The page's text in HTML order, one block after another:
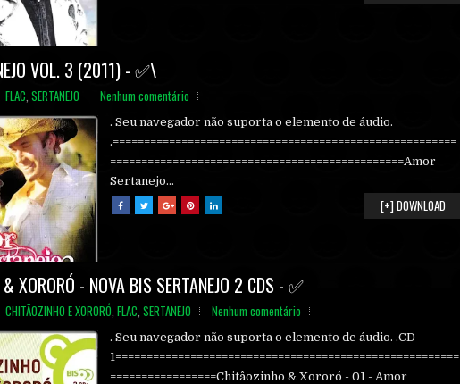
VOL. 3 (2011) - ✅\
FLAC SERTANEJO Nenhum comentário
. Seu navegador não suporta o elemento de áudio.
.=======================================================
===============================================Amor
Sertanejo...
[+] DOWNLOAD
XORORÓ - NOVA BIS SERTANEJO 2 CDS - ✅
CHITÃOZINHO E XORORÓ FLAC SERTANEJO Nenhum comentário
. Seu navegador não suporta o elemento de áudio. .CD
1=======================================================
=================Chitâozinho & Xororó - 01 - Amor